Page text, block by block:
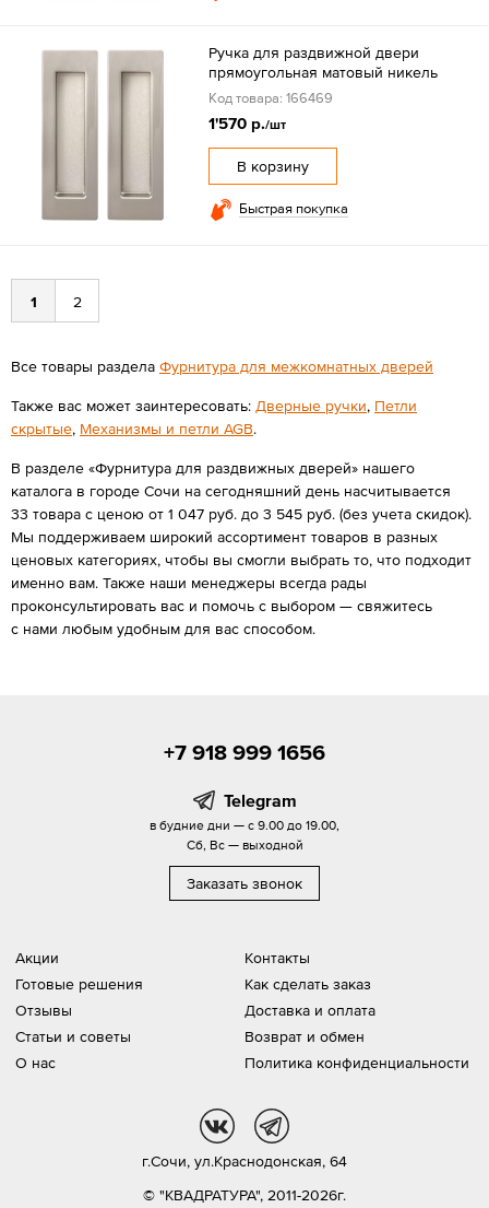
Ручка для раздвижной двери
прямоугольная матовый никель
Код товара: 166469
1'570 р./шт
В корзину
Быстрая покупка
1 2
Все товары раздела Фурнитура для межкомнатных дверей
Также вас может заинтересовать: Дверные ручки, Петли
скрытые, Механизмы и петли AGB.
В разделе «Фурнитура для раздвижных дверей» нашего
каталога в городе Сочи на сегодняшний день насчитывается
33 товара с ценою от 1 047 руб. до 3 545 руб. (без учета скидок).
Мы поддерживаем широкий ассортимент товаров в разных
ценовых категориях, чтобы вы смогли выбрать то, что подходит
именно вам. Также наши менеджеры всегда рады
проконсультировать вас и помочь с выбором — свяжитесь
с нами любым удобным для вас способом.
Акции
Готовые решения
Отзывы
Статьи и советы
О нас
Контакты
Как сделать заказ
Доставка и оплата
Возврат и обмен
Политика конфиденциальности
+7 918 999 1656
Telegram
в будние дни — с 9.00 до 19.00,
Сб, Вс — выходной
Заказать звонок
© "КВАДРАТУРА", 2011-2026г.
г.Сочи, ул.Краснодонская, 64
vk